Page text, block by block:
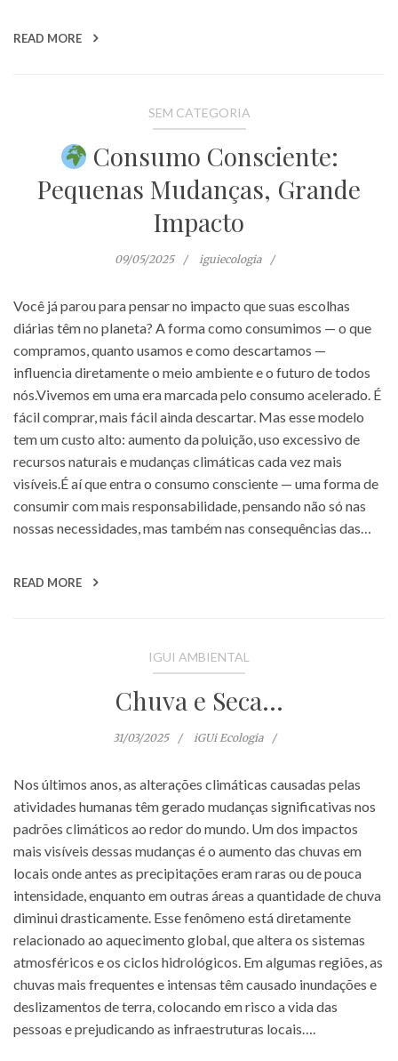
READ MORE
SEM CATEGORIA
Consumo Consciente:
Pequenas Mudanças, Grande
Impacto
09/05/2025 iguiecologia
Você já parou para pensar no impacto que suas escolhas
diárias têm no planeta? A forma como consumimos — o que
compramos, quanto usamos e como descartamos —
influencia diretamente o meio ambiente e o futuro de todos
nós.Vivemos em uma era marcada pelo consumo acelerado. É
fácil comprar, mais fácil ainda descartar. Mas esse modelo
tem um custo alto: aumento da poluição, uso excessivo de
recursos naturais e mudanças climáticas cada vez mais
visíveis.É aí que entra o consumo consciente — uma forma de
consumir com mais responsabilidade, pensando não só nas
nossas necessidades, mas também nas consequências das…
READ MORE
IGUI AMBIENTAL
Chuva e Seca…
31/03/2025 iGUi Ecologia
Nos últimos anos, as alterações climáticas causadas pelas
atividades humanas têm gerado mudanças significativas nos
padrões climáticos ao redor do mundo. Um dos impactos
mais visíveis dessas mudanças é o aumento das chuvas em
locais onde antes as precipitações eram raras ou de pouca
intensidade, enquanto em outras áreas a quantidade de chuva
diminui drasticamente. Esse fenômeno está diretamente
relacionado ao aquecimento global, que altera os sistemas
atmosféricos e os ciclos hidrológicos. Em algumas regiões, as
chuvas mais frequentes e intensas têm causado inundações e
deslizamentos de terra, colocando em risco a vida das
pessoas e prejudicando as infraestruturas locais….